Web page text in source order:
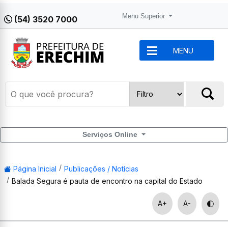
(54) 3520 7000 Menu Superior
MENU
Serviços Online
Página Inicial
Publicações / Notícias
Balada Segura é pauta de encontro na capital do Estado
A+ A-